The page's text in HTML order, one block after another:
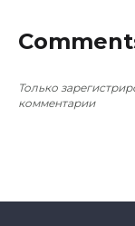
Только
комментарии